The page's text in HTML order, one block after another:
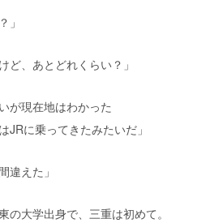
」
ど、あとどれくらい？」
が現在地はわかった
JRに乗ってきたみたいだ」
違えた」
大学出身で、三重は初めて。